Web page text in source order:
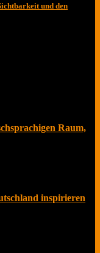
und den
Raum,
inspirieren